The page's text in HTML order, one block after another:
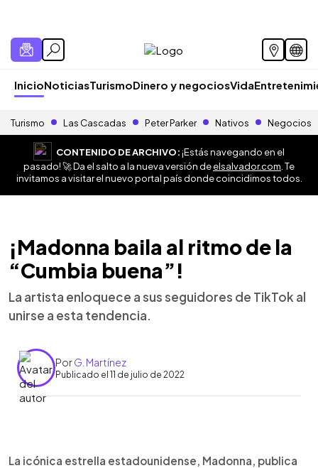
InicioNoticiasTurismoDinero y negociosVida
Turismo Las Cascadas Peter Parker Nativos Negocios
CONTENIDO DE ARCHIVO:¡Estás navegando en el
pasado! 🚀 Da el salto a la nueva versión deelsalvador.com . Te
invitamos a visitar el nuevo portal país donde coincidimos todos.
¡Madonna baila al ritmo de la
“Cumbia buena”!
La artista enloquece a sus seguidores de TikTok al
unirse a esta tendencia.
PorG. Martínez
Publicado el 11 de julio de 2022
► Escuchar artículo
La icónica estrella estadounidense, Madonna, publica